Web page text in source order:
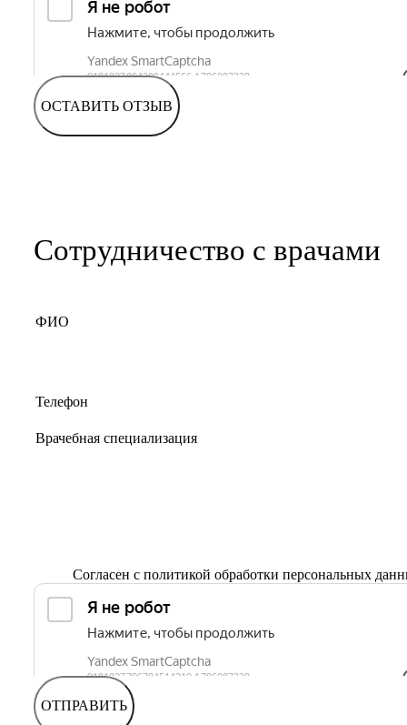
ОСТАВИТЬ ОТЗЫВ
Сотрудничество с врачами
Согласен с политикой обработки персональных
ОТПРАВИТЬ